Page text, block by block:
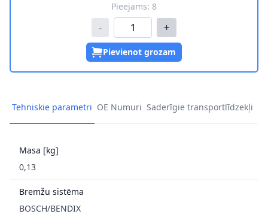
Pieejams: 8
- +
Pievienot grozam
Tehniskie parametri OE Numuri Saderīgie transportlīdzekļi
Masa [kg]
0,13
Bremžu sistēma
BOSCH/BENDIX